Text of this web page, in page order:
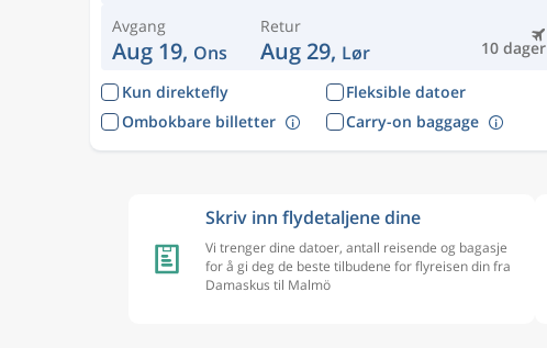
Avgang
Aug 19, Ons 10 dager
Retur
Aug 29, Lør
Kun direktefly Fleksible datoer
Ombokbare billetter
Carry-on baggage
Skriv inn flydetaljene dine
Vi trenger dine datoer, antall reisende og bagasje
for å gi deg de beste tilbudene for flyreisen din fra
Damaskus til Malmö